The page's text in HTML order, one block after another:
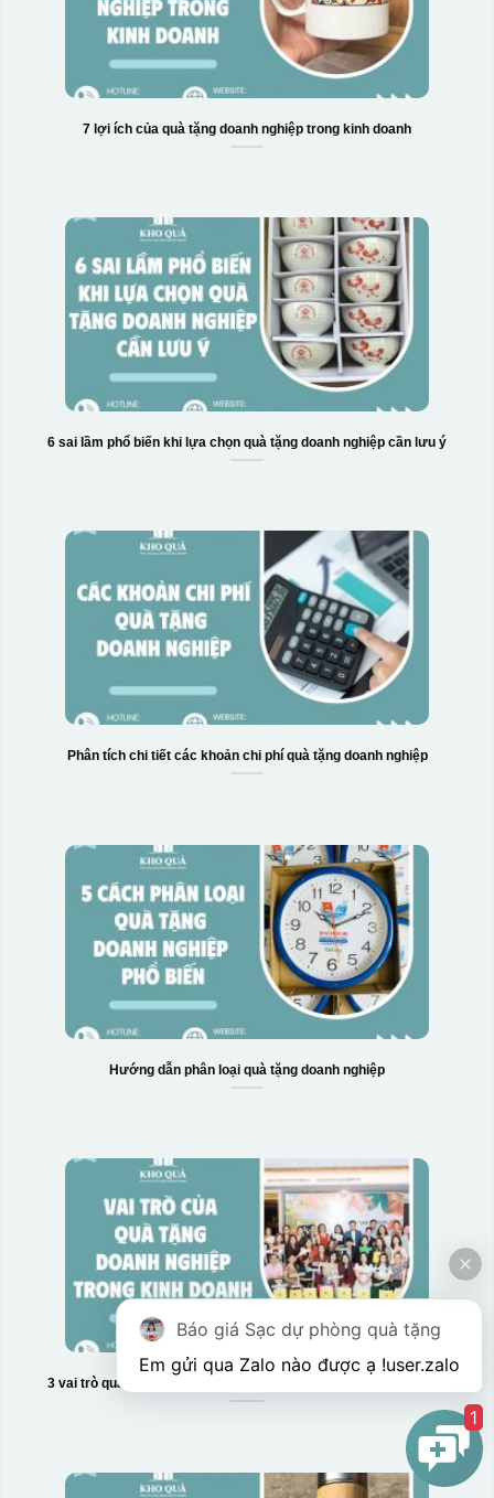
Hộp xi 6 bát cơm
7 lợi ích của quà tặng doanh nghiệp trong kinh doanh
6 sai lầm phổ biến khi lựa chọn quà tặng doanh nghiệp cần lưu ý
Phân tích chi tiết các khoản chi phí quà tặng doanh nghiệp
Hướng dẫn phân loại quà tặng doanh nghiệp
3 vai trò quan trọng của quà tặng doanh nghiệp trong kinh doanh
Báo giá Sạc dự phòng quà tặng
Em gửi qua Zalo nào được ạ !user.zalo
1